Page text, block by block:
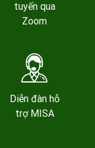
tuyến qua
Zoom
Diễn đàn hỗ
trợ MISA